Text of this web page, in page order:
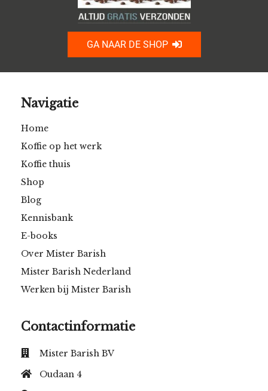
GA NAAR DE SHOP
Navigatie
Home
Koffie op het werk
Koffie thuis
Shop
Blog
Kennisbank
E-books
Over Mister Barish
Mister Barish Nederland
Werken bij Mister Barish
Contactinformatie
Mister Barish BV
Oudaan 4